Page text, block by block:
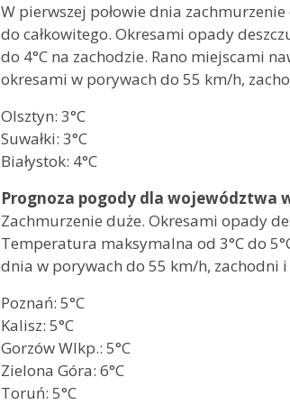
W pierwszej połowie dnia
do całkowitego. Okresami opady
do 4°C na zachodzie. Rano miejscami
okresami w porywach do 55 km/h,
Olsztyn: 3°C
Suwałki: 3°C
Białystok: 4°C
Prognoza pogody dla województwa
Zachmurzenie duże. Okresami opady
Temperatura maksymalna od 3°C do
dnia w porywach do 55 km/h, zachodni
Poznań: 5°C
Kalisz: 5°C
Gorzów Wlkp.: 5°C
Zielona Góra: 6°C
Toruń: 5°C